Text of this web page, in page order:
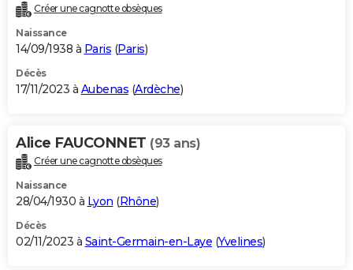
Créer une cagnotte obsèques
Naissance
14/09/1938 à Paris (Paris)
Décès
17/11/2023 à Aubenas (Ardèche)
Alice FAUCONNET (93 ans)
Créer une cagnotte obsèques
Naissance
28/04/1930 à Lyon (Rhône)
Décès
02/11/2023 à Saint-Germain-en-Laye (Yvelines)